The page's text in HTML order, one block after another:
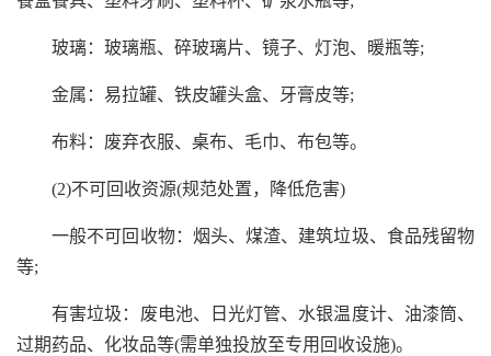
玻璃：玻璃瓶、碎玻璃片、镜子、灯泡、暖瓶等;
金属：易拉罐、铁皮罐头盒、牙膏皮等;
布料：废弃衣服、桌布、毛巾、布包等。
(2)不可回收资源(规范处置，降低危害)
一般不可回收物：烟头、煤渣、建筑垃圾、食品残留物
等;
有害垃圾：废电池、日光灯管、水银温度计、油漆筒、
过期药品、化妆品等(需单独投放至专用回收设施)。